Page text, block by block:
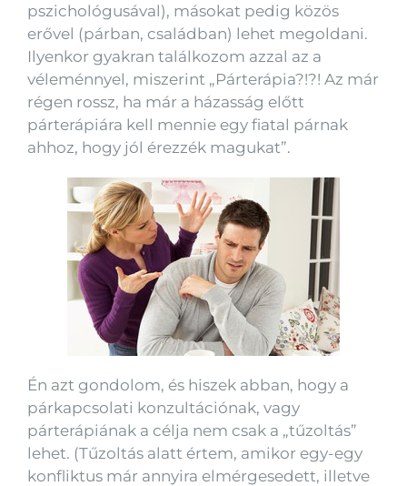
pszichológusával), másokat pedig közös
erővel (párban, családban) lehet megoldani.
Ilyenkor gyakran találkozom azzal az a
véleménnyel, miszerint „Párterápia?!?! Az már
régen rossz, ha már a házasság előtt
párterápiára kell mennie egy fiatal párnak
ahhoz, hogy jól érezzék magukat”.
Én azt gondolom, és hiszek abban, hogy a
párkapcsolati konzultációnak, vagy
párterápiának a célja nem csak a „tűzoltás”
lehet. (Tűzoltás alatt értem, amikor egy-egy
konfliktus már annyira elmérgesedett, illetve